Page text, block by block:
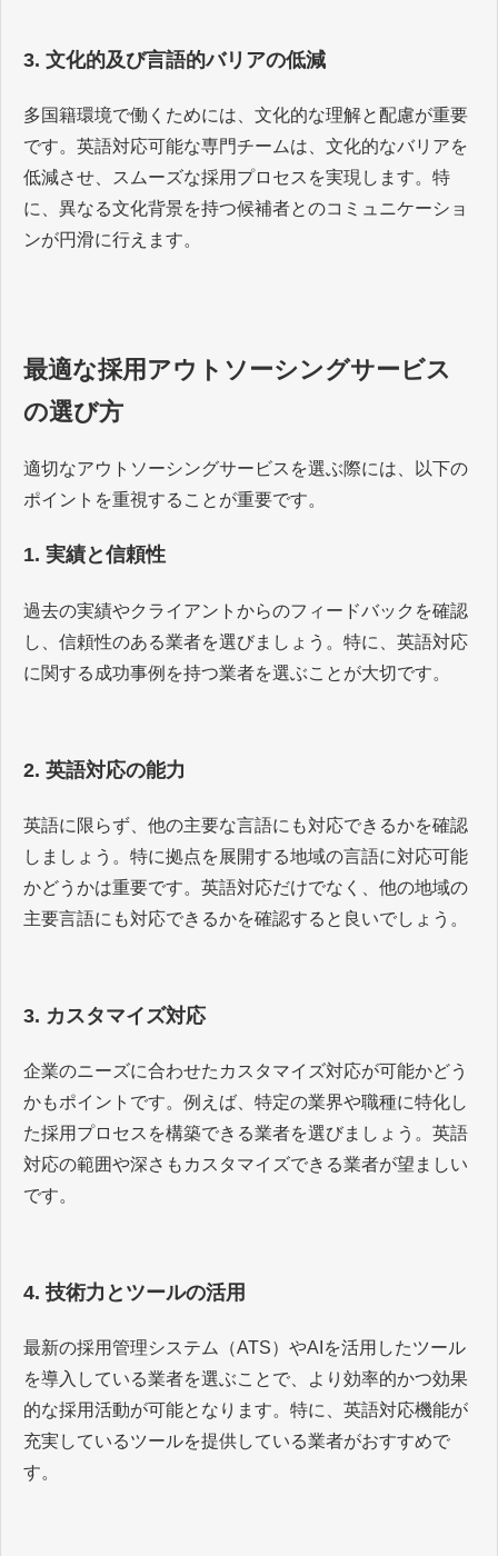
3. 文化的及び言語的バリアの低減
多国籍環境で働くためには、文化的な理解と配慮が重要
です。英語対応可能な専門チームは、文化的なバリアを
低減させ、スムーズな採用プロセスを実現します。特
に、異なる文化背景を持つ候補者とのコミュニケーショ
ンが円滑に行えます。
最適な採用アウトソーシングサービス
の選び方
適切なアウトソーシングサービスを選ぶ際には、以下の
ポイントを重視することが重要です。
1. 実績と信頼性
過去の実績やクライアントからのフィードバックを確認
し、信頼性のある業者を選びましょう。特に、英語対応
に関する成功事例を持つ業者を選ぶことが大切です。
2. 英語対応の能力
英語に限らず、他の主要な言語にも対応できるかを確認
しましょう。特に拠点を展開する地域の言語に対応可能
かどうかは重要です。英語対応だけでなく、他の地域の
主要言語にも対応できるかを確認すると良いでしょう。
3. カスタマイズ対応
企業のニーズに合わせたカスタマイズ対応が可能かどう
かもポイントです。例えば、特定の業界や職種に特化し
た採用プロセスを構築できる業者を選びましょう。英語
対応の範囲や深さもカスタマイズできる業者が望ましい
です。
4. 技術力とツールの活用
最新の採用管理システム（ATS）やAIを活用したツール
を導入している業者を選ぶことで、より効率的かつ効果
的な採用活動が可能となります。特に、英語対応機能が
充実しているツールを提供している業者がおすすめで
す。